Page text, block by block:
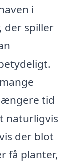
i
der spiller
tid
naturligvis
der blot
få planter,